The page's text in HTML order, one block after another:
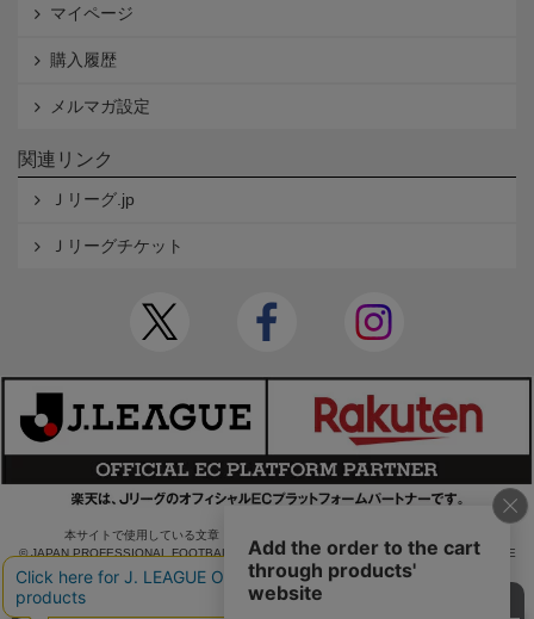
マイページ
購入履歴
メルマガ設定
関連リンク
Ｊリーグ.jp
Ｊリーグチケット
本サイトで使用している文章・画像等の無断での複製・転載を禁止します。
© JAPAN PROFESSIONAL FOOTBALL LEAGUE Rakuten Group, Inc. ALL RIGHTS RE
SERVED.